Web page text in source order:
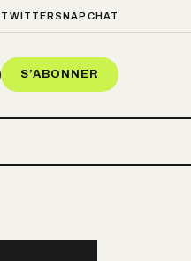
TWITTER SNAPCHAT
S’ABONNER